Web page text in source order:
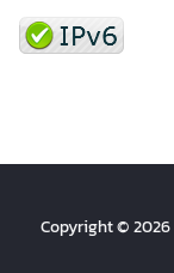
Copyright © 2026